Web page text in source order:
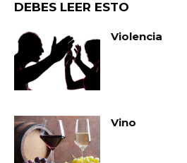
DEBES LEER ESTO
Violencia
Vino